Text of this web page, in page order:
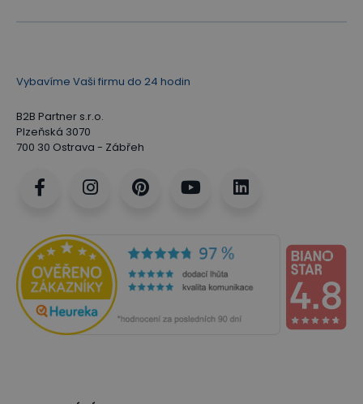
Vybavíme Vaši firmu do 24 hodin
B2B Partner s.r.o.
Plzeňská 3070
700 30 Ostrava - Zábřeh